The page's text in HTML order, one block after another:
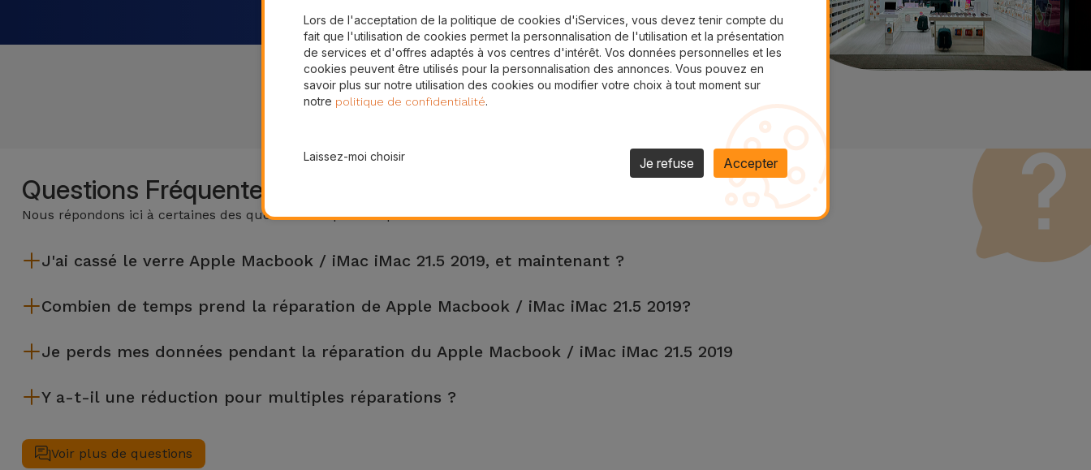
Questions Fréquentes
Nous répondons ici à certaines des questions les plus fréquentes de nos clients
J'ai cassé le verre Apple Macbook / iMac iMac 21.5 2019, et maintenant ?
Combien de temps prend la réparation de Apple Macbook / iMac iMac 21.5 2019?
Je perds mes données pendant la réparation du Apple Macbook / iMac iMac 21.5 2019
€) au cas où tu aurais besoin d'aide pour la gestion des fichiers.
Y a-t-il une réduction pour multiples réparations ?
réalisées simultanément, nous appliquons une remise de 25% sur le montant de la réparation la moins chère.
Voir plus de questions
Lors de l'acceptation de la politique de cookies d'iServices, vous devez tenir compte du
fait que l'utilisation de cookies permet la personnalisation de l'utilisation et la présentation
de services et d'offres adaptés à vos centres d'intérêt. Vos données personnelles et les
cookies peuvent être utilisés pour la personnalisation des annonces. Vous pouvez en
savoir plus sur notre utilisation des cookies ou modifier votre choix à tout moment sur
notre politique de confidentialité.
Laissez-moi choisir Je refuse Accepter